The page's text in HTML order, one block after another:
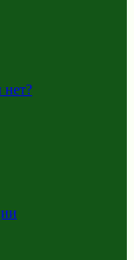
нет?